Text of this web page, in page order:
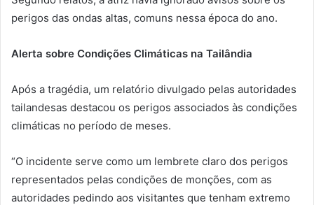
perigos das ondas altas, comuns nessa época do ano.
Alerta sobre Condições Climáticas na Tailândia
Após a tragédia, um relatório divulgado pelas autoridades
tailandesas destacou os perigos associados às condições
climáticas no período de meses.
“O incidente serve como um lembrete claro dos perigos
representados pelas condições de monções, com as
autoridades pedindo aos visitantes que tenham extremo